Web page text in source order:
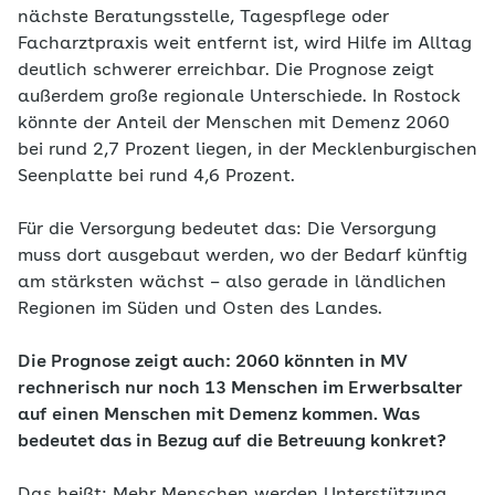
nächste Beratungsstelle, Tagespflege oder
Facharztpraxis weit entfernt ist, wird Hilfe im Alltag
deutlich schwerer erreichbar. Die Prognose zeigt
außerdem große regionale Unterschiede. In Rostock
könnte der Anteil der Menschen mit Demenz 2060
bei rund 2,7 Prozent liegen, in der Mecklenburgischen
Seenplatte bei rund 4,6 Prozent.
Für die Versorgung bedeutet das: Die Versorgung
muss dort ausgebaut werden, wo der Bedarf künftig
am stärksten wächst – also gerade in ländlichen
Regionen im Süden und Osten des Landes.
Die Prognose zeigt auch: 2060 könnten in MV
rechnerisch nur noch 13 Menschen im Erwerbsalter
auf einen Menschen mit Demenz kommen. Was
bedeutet das in Bezug auf die Betreuung konkret?